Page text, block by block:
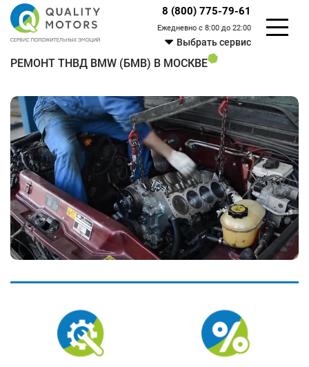
8 (800) 775-79-61
Ежедневно с 8:00 до 22:00
Выбрать сервис
РЕМОНТ ТНВД BMW (БМВ) В МОСКВЕ